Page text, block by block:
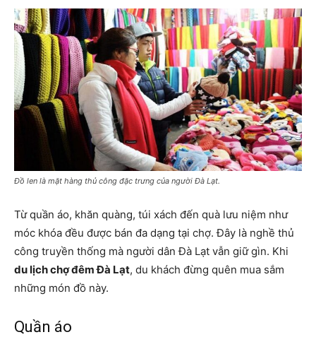
Đồ len là mặt hàng thủ công đặc trưng của người Đà Lạt.
Từ quần áo, khăn quàng, túi xách đến quà lưu niệm như
móc khóa đều được bán đa dạng tại chợ. Đây là nghề thủ
công truyền thống mà người dân Đà Lạt vẫn giữ gìn. Khi
du lịch chợ đêm Đà Lạt, du khách đừng quên mua sắm
những món đồ này.
Quần áo